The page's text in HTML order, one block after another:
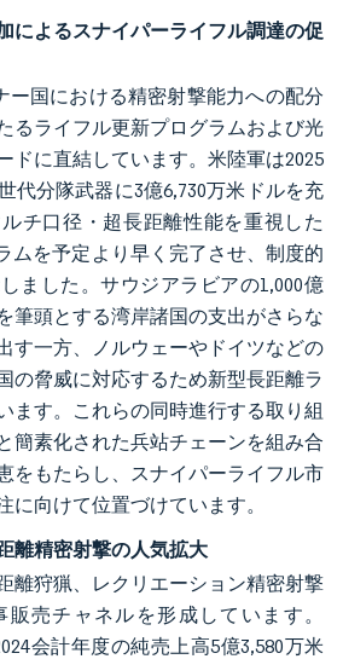
によるスナイパーライフル調達の促
ー国における精密射撃能力への配分
るライフル更新プログラムおよび光
ドに直結しています。米陸軍は2025
代分隊武器に3億6,730万米ドルを充
チ口径・超長距離性能を重視した
ムを予定より早く完了させ、制度的
ました。サウジアラビアの1,000億
筆頭とする湾岸諸国の支出がさらな
す一方、ノルウェーやドイツなどの
の脅威に対応するため新型長距離ラ
ます。これらの同時進行する取り組
簡素化された兵站チェーンを組み合
をもたらし、スナイパーライフル市
に向けて位置づけています。
離精密射撃の人気拡大
離狩猟、レクリエーション精密射撃
売チャネルを形成しています。
会計年度の純売上高5億3,580万米